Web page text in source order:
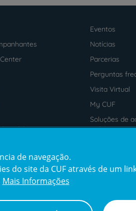
Eventos
Notícias
Parcerias
Perguntas
Visita Virtual
My CUF
Crédito
Soluções de
saúde
Certificações
de navegação.
do site da CUF através de um
Mais Informações